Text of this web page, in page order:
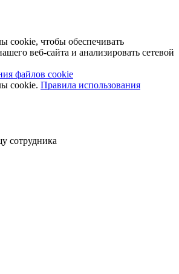
cookie, чтобы обеспечивать
веб-сайта и анализировать сетевой
файлов cookie
cookie. Правила использования
сотрудника